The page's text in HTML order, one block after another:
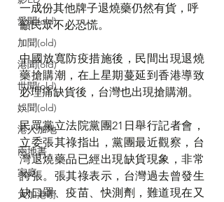
愛聞(old)
加聞(old)
港聞(old)
世聞(old)
娛聞(old)
港人加地
兩地書
家庭
大加港嘢
一成份其他牌子退燒藥仍然有貨，呼
籲民眾不必恐慌。
中國放寬防疫措施後，民間出現退燒
藥搶購潮，在上星期蔓延到香港導致
必理痛缺貨後，台灣也出現搶購潮。
民眾黨立法院黨團21日舉行記者會，
立委張其祿指出，黨團最近觀察，台
灣退燒藥品已經出現缺貨現象，非常
誇張。張其祿表示，台灣過去曾發生
缺口罩、疫苗、快測劑，難道現在又